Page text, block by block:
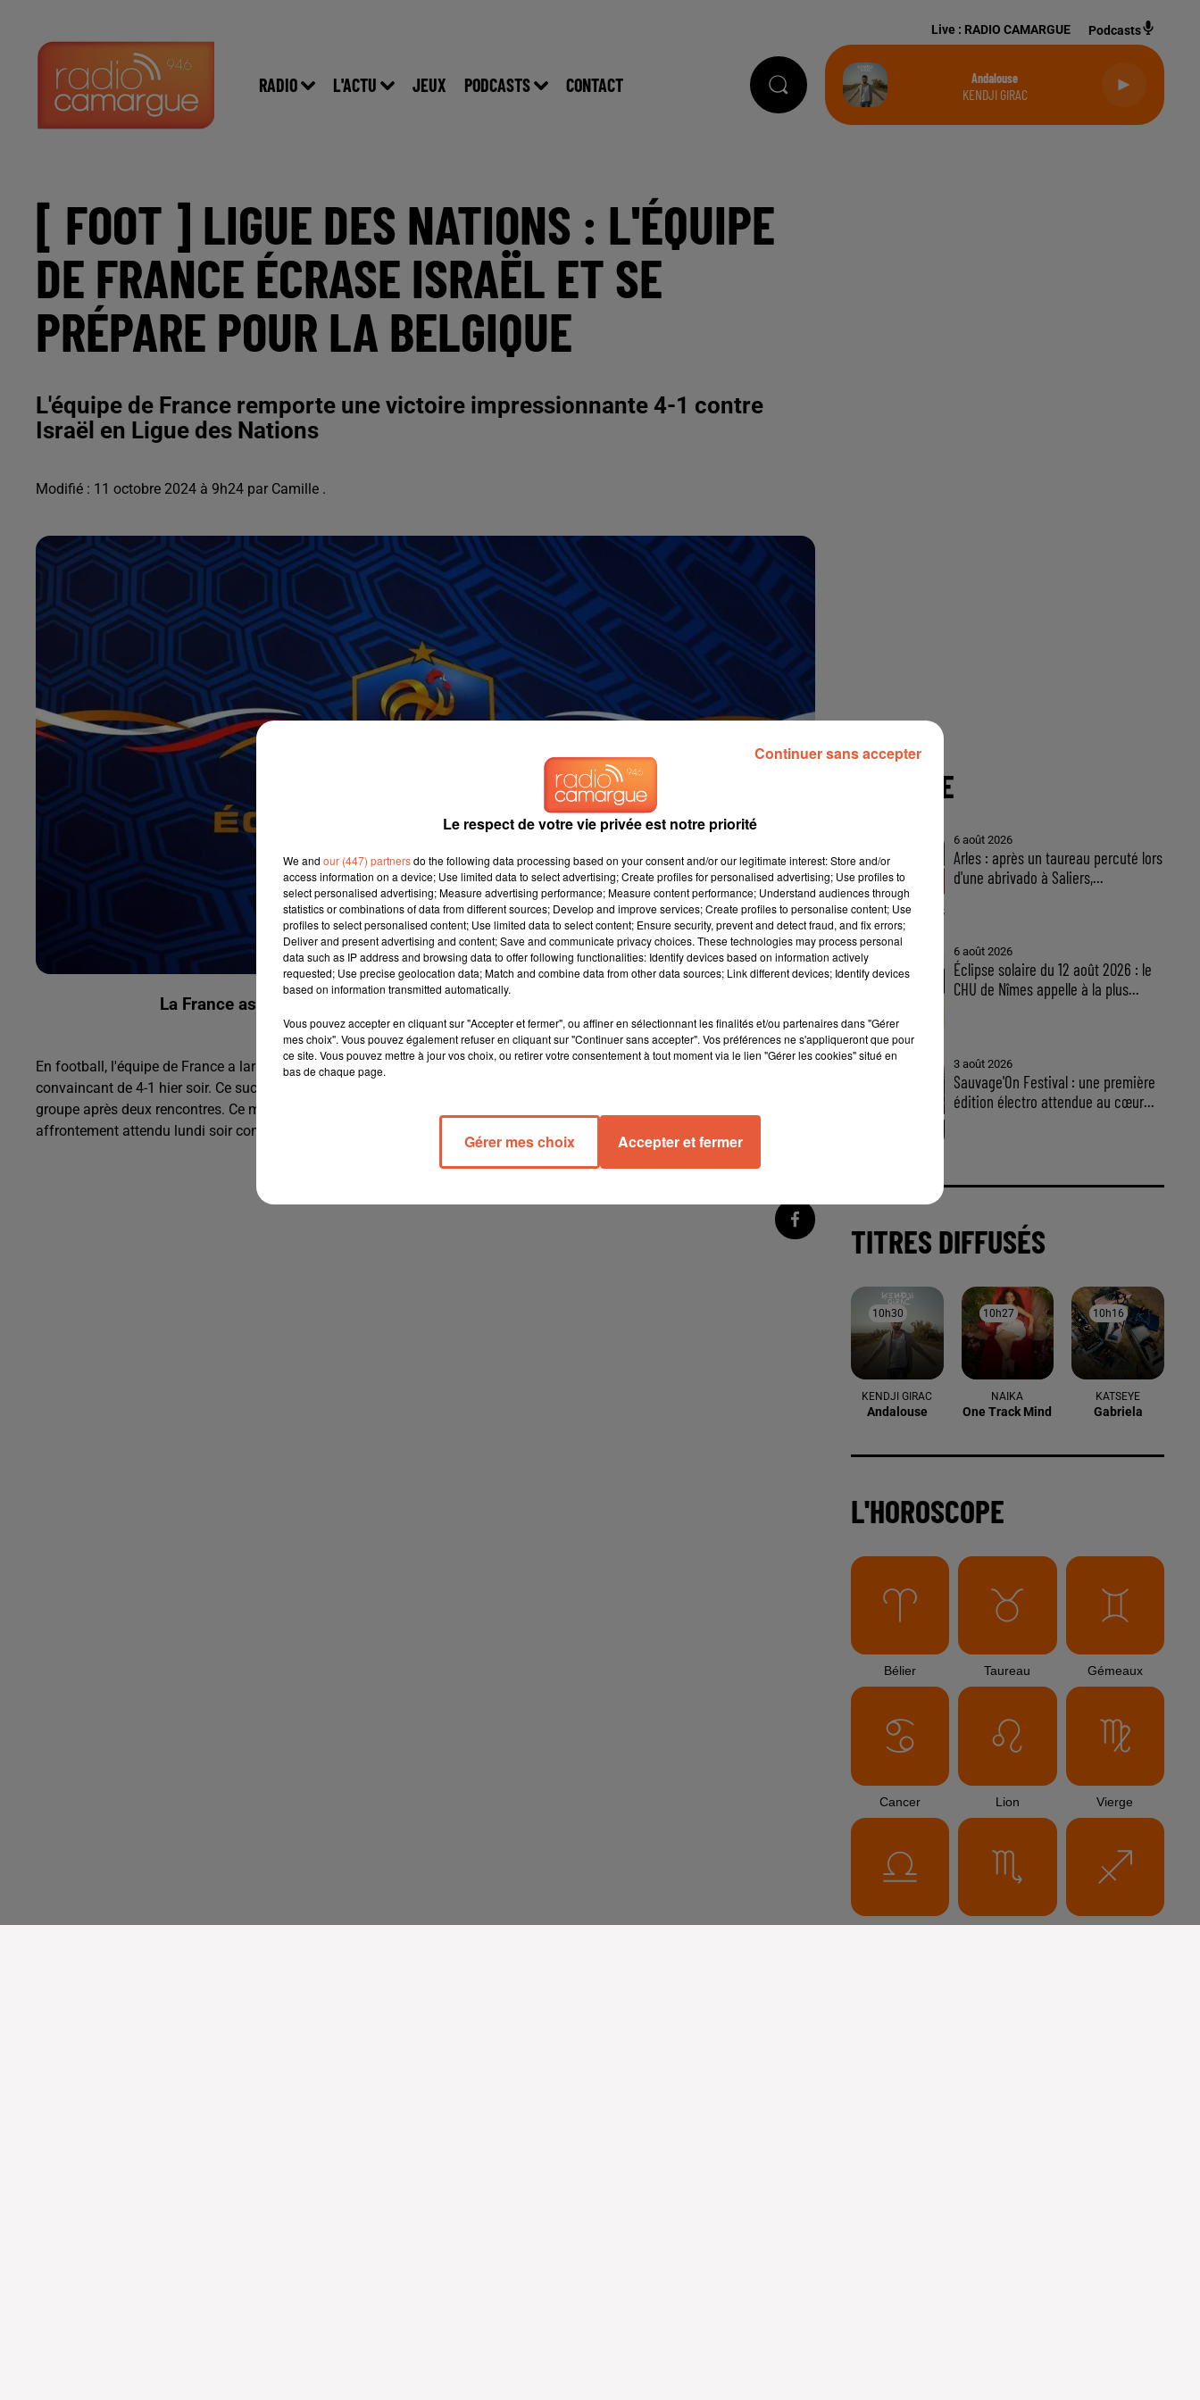
RADIO L'ACTU JEUX PODCASTS CONTACT
Live : RADIO CAMARGUE Podcasts
Andalouse
KENDJI GIRAC
[ FOOT ] LIGUE DES NATIONS : L'ÉQUIPE
DE FRANCE ÉCRASE ISRAËL ET SE
PRÉPARE POUR LA BELGIQUE
L'équipe de France remporte une victoire impressionnante 4-1 contre
Israël en Ligue des Nations
Modifié : 11 octobre 2024 à 9h24 par Camille .
La France assure une large victoire en Ligue des Nations face à Israël
En football, l'équipe de France a largement dominé Israël lors de son match en Ligue des Nations, s'imposant avec un score
convaincant de 4-1 hier soir. Ce succès permet aux Bleus de se positionner à la deuxième place du classement de leur
groupe après deux rencontres. Ce matin, l'Italie occupe la première place. Le prochain défi pour les Français ? Un
affrontement attendu lundi soir contre la Belgique.
À LA UNE
6 août 2026
Arles : après un taureau percuté lors
d'une abrivado à Saliers,...
6 août 2026
Éclipse solaire du 12 août 2026 : le
CHU de Nîmes appelle à la plus...
3 août 2026
Sauvage'On Festival : une première
édition électro attendue au cœur...
TITRES DIFFUSÉS
10h30
10h30
KENDJI GIRAC
Andalouse
10h27
10h27
NAIKA
One Track Mind
10h16
10h16
KATSEYE
Gabriela
L'HOROSCOPE
Bélier Taureau Gémeaux
Cancer Lion Vierge
Le respect de votre vie privée est notre priorité
We and our (447) partnersdo the following data processing based on your consent and/or our legitimate interest: Store and/or
access information on a device; Use limited data to select advertising; Create profiles for personalised advertising; Use profiles to
select personalised advertising; Measure advertising performance; Measure content performance; Understand audiences through
statistics or combinations of data from different sources; Develop and improve services; Create profiles to personalise content; Use
profiles to select personalised content; Use limited data to select content; Ensure security, prevent and detect fraud, and fix errors;
Deliver and present advertising and content; Save and communicate privacy choices. These technologies may process personal
data such as IP address and browsing data to offer following functionalities: Identify devices based on information actively
requested; Use precise geolocation data; Match and combine data from other data sources; Link different devices; Identify devices
based on information transmitted automatically.
Vous pouvez accepter en cliquant sur "Accepter et fermer", ou affiner en sélectionnant les finalités et/ou partenaires dans "Gérer
mes choix". Vous pouvez également refuser en cliquant sur "Continuer sans accepter". Vos préférences ne s'appliqueront que pour
ce site. Vous pouvez mettre à jour vos choix, ou retirer votre consentement à tout moment via le lien "Gérer les cookies" situé en
bas de chaque page.
Gérer mes choix Accepter et fermer
Continuer sans accepter